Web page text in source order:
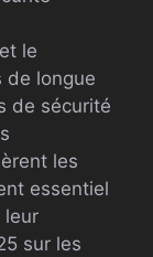
le
de longue
de sécurité
les
essentiel
leur
sur les